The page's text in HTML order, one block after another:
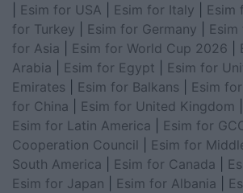
Esim for USA Esim for Italy Esim
for Turkey
Esim for Germany
for Asia
Esim for World Cup 2026
Arabia
Esim for Egypt
Esim for
Emirates
Esim for Balkans Esim
for China
Esim for United Kingdom
Esim for Latin America
Esim for
Cooperation Council
Esim for
South America
Esim for Canada
Esim for Japan
Esim for Albania